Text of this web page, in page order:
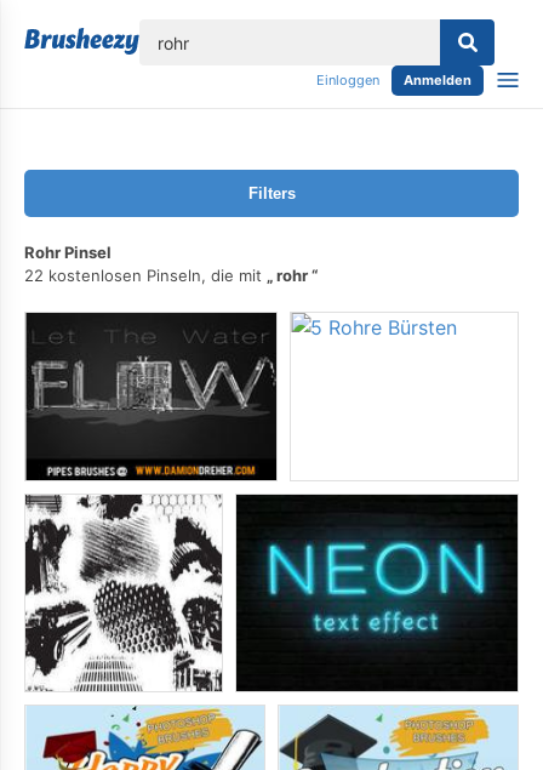
Einloggen Anmelden
Filters
Rohr Pinsel
22 kostenlosen Pinseln, die mit
rohr